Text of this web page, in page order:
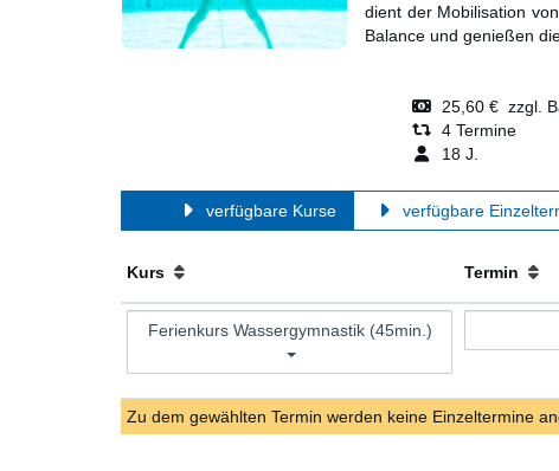
dient der Mobilisation
Balance und genießen
25,60 € zzgl.
4 Termine
18 J.
verfügbare Kurse verfügbare
Kurs Termin
Ferienkurs Wassergymnastik (45min.)
Zu dem gewählten Termin werden keine Einzeltermine